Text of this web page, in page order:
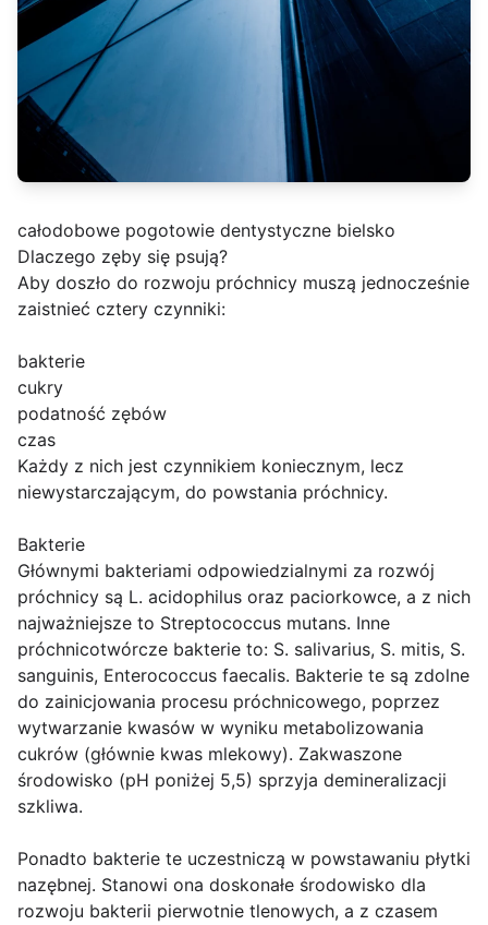
całodobowe pogotowie dentystyczne bielsko
Dlaczego zęby się psują?
Aby doszło do rozwoju próchnicy muszą jednocześnie
zaistnieć cztery czynniki:
bakterie
cukry
podatność zębów
czas
Każdy z nich jest czynnikiem koniecznym, lecz
niewystarczającym, do powstania próchnicy.
Bakterie
Głównymi bakteriami odpowiedzialnymi za rozwój
próchnicy są L. acidophilus oraz paciorkowce, a z nich
najważniejsze to Streptococcus mutans. Inne
próchnicotwórcze bakterie to: S. salivarius, S. mitis, S.
sanguinis, Enterococcus faecalis. Bakterie te są zdolne
do zainicjowania procesu próchnicowego, poprzez
wytwarzanie kwasów w wyniku metabolizowania
cukrów (głównie kwas mlekowy). Zakwaszone
środowisko (pH poniżej 5,5) sprzyja demineralizacji
szkliwa.
Ponadto bakterie te uczestniczą w powstawaniu płytki
nazębnej. Stanowi ona doskonałe środowisko dla
rozwoju bakterii pierwotnie tlenowych, a z czasem